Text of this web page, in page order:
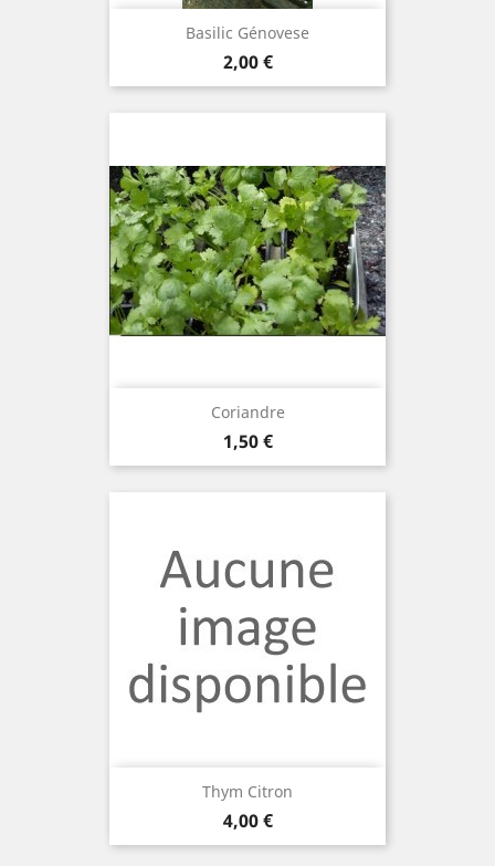
Basilic Génovese
Prix
2,00 €
Coriandre
Prix
1,50 €
Thym Citron
Prix
4,00 €